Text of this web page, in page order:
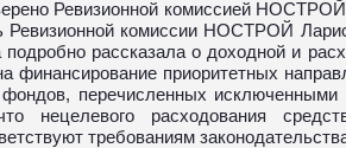
Ревизионной комиссией
Ревизионной комиссии НОСТРОЙ
рассказала о доходной и
приоритетных
перечисленных
нецелевого расходования
требованиям